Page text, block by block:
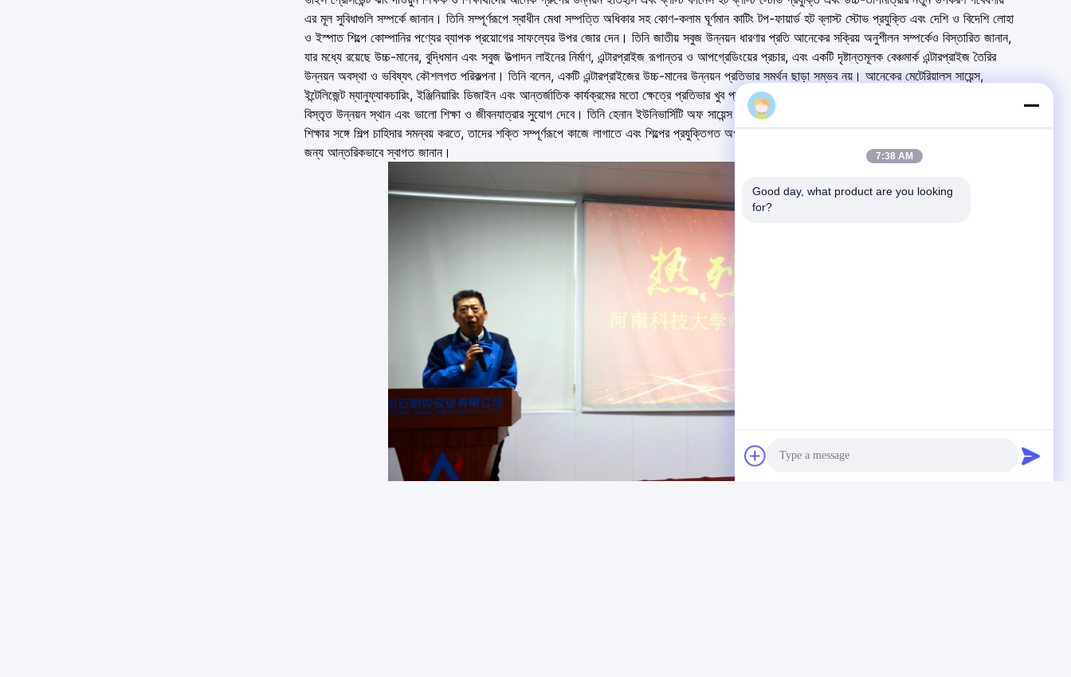
এর মূল সুবিধাগুলি সম্পর্কে জানান। তিনি সম্পূর্ণরূপে স্বাধীন মেধা সম্পত্তি অধিকার সহ কোণ-কলাম ঘূর্ণমান কাটিং টপ-ফায়ার্ড হট ব্লাস্ট স্টোভ প্রযুক্তি এবং দেশি ও বিদেশি লোহা
ও ইস্পাত শিল্পে কোম্পানির পণ্যের ব্যাপক প্রয়োগের সাফল্যের উপর জোর দেন। তিনি জাতীয় সবুজ উন্নয়ন ধারণার প্রতি আনেকের সক্রিয় অনুশীলন সম্পর্কেও বিস্তারিত জানান,
যার মধ্যে রয়েছে উচ্চ-মানের, বুদ্ধিমান এবং সবুজ উত্পাদন লাইনের নির্মাণ, এন্টারপ্রাইজ রূপান্তর ও আপগ্রেডিংয়ের প্রচার, এবং একটি দৃষ্টান্তমূলক বেঞ্চমার্ক এন্টারপ্রাইজ তৈরির
উন্নয়ন অবস্থা ও ভবিষ্যৎ কৌশলগত পরিকল্পনা। তিনি বলেন, একটি এন্টারপ্রাইজের উচ্চ-মানের উন্নয়ন প্রতিভার সমর্থন ছাড়া সম্ভব নয়। আনেকের মেটেরিয়ালস সায়েন্স,
ইন্টেলিজেন্ট ম্যানুফ্যাকচারিং, ইঞ্জিনিয়ারিং ডিজাইন এবং আন্তর্জাতিক কার্যক্রমের মতো ক্ষেত্রে প্রতিভার খুব প্রয়োজন। আনেক কোম্পানিতে যোগদানকারী শিক্ষার্থীদের জন্য আরও
বিস্তৃত উন্নয়ন স্থান এবং ভালো শিক্ষা ও জীবনযাত্রার সুযোগ দেবে। তিনি হেনান ইউনিভার্সিটি অফ সায়েন্স অ্যান্ড টেকনোলজির শিক্ষার্থীদের আনেকে যোগ দিতে, তাদের পেশাগত
শিক্ষার সঙ্গে শিল্প চাহিদার সমন্বয় করতে, তাদের শক্তি সম্পূর্ণরূপে কাজে লাগাতে এবং শিল্পের প্রযুক্তিগত অগ্রগতি বাড়াতে এবং একটি সুন্দর জীবন তৈরি করতে একসঙ্গে কাজ করার
জন্য আন্তরিকভাবে স্বাগত জানান।
7:38 AM
Good day, what product are you looking
for?